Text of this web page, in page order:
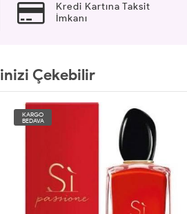
Kredi Kartına Taksit
İmkanı
Çekebilir
KARGO
BEDAVA